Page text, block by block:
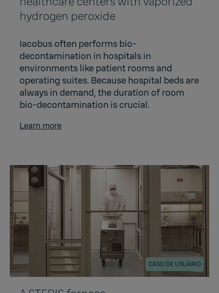
hydrogen peroxide
Iacobus often performs bio-
decontamination in hospitals in
environments like patient rooms and
operating suites. Because hospital beds are
always in demand, the duration of room
bio-decontamination is crucial.
Learn more
CASO DE USUÁRIO